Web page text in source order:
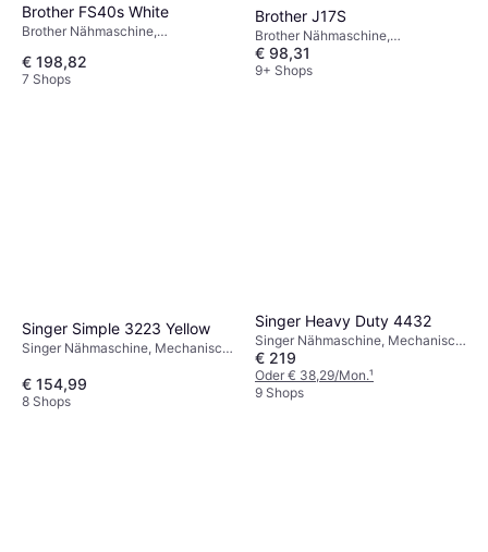
Brother FS40s White
Brother Nähmaschine,
Naht, Ziernaht
€ 198,82
7 Shops
Brother J17S
Brother Nähmaschine,
Mechanisch, 17 Stiche
€ 98,31
9+ Shops
Singer Simple 3223 Yellow
Singer Nähmaschine, Mechanisch,
€ 154,99
8 Shops
Singer Heavy Duty 4432
Singer Nähmaschine, Mechanisch,
32 Stiche
€ 219
Oder € 38,29/Mon.¹
9 Shops